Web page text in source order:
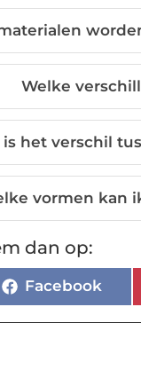
Welke
is het verschil
vormen kan
dan op:
Facebook